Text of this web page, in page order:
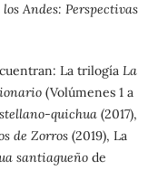
Andes: Perspectivas
La trilogía La
(Volúmenes 1 a
quichua(2017),
de Zorros(2019), La
santiagueñode